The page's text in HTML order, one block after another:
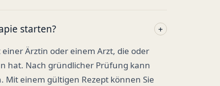
starten?
+
Ärztin oder einem Arzt, die oder
hat. Nach gründlicher Prüfung kann
einem gültigen Rezept können Sie